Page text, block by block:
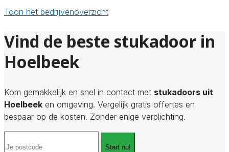
Toon het bedrijvenoverzicht
Vind de beste stukadoor in
Hoelbeek
Kom gemakkelijk en snel in contact met stukadoors uit
Hoelbeek en omgeving. Vergelijk gratis offertes en
bespaar op de kosten. Zonder enige verplichting.
Start nu!